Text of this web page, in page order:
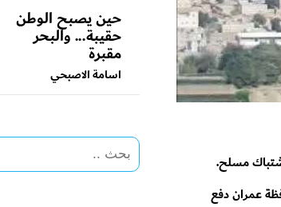
مسلح.
عمران دفع
حين يصبح الوطن
حقيبة... والبحر
مقبرة
اسامة الاصبحي